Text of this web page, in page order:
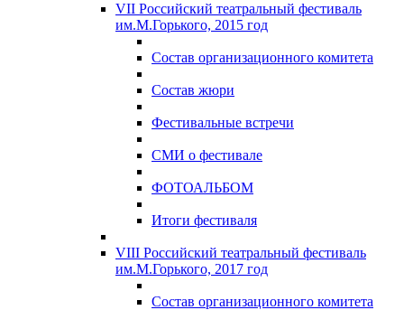
VII Российский театральный фестиваль
им.М.Горького, 2015 год
Состав организационного комитета
Состав жюри
Фестивальные встречи
СМИ о фестивале
ФОТОАЛЬБОМ
Итоги фестиваля
VIII Российский театральный фестиваль
им.М.Горького, 2017 год
Состав организационного комитета